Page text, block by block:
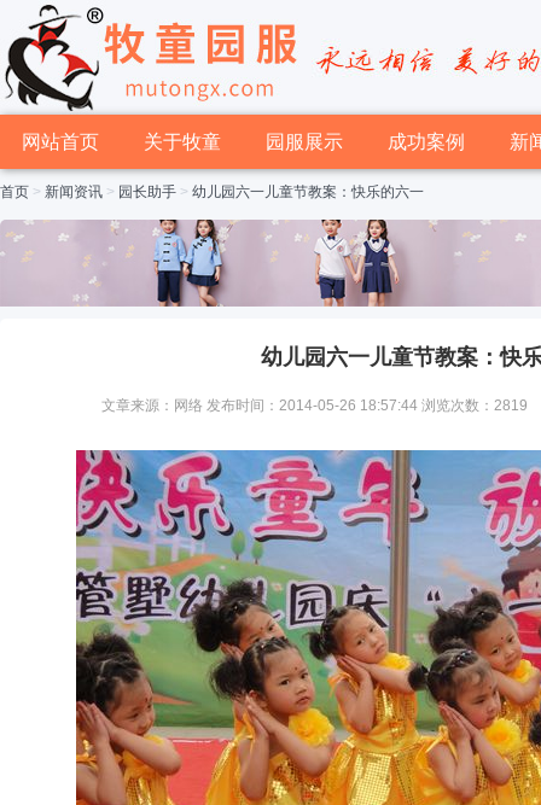
网站首页 关于牧童 园服展示 成功案例 新
首页 > 新闻资讯 > 园长助手 > 幼儿园六一儿童节教案：快乐的六一
幼儿园六一儿童节教案：快
文章来源：网络 发布时间：2014-05-26 18:57:44 浏览次数：2819